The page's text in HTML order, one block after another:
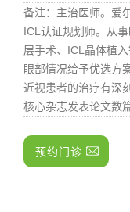
备注：主治医师。爱
ICL认证规划师。从
层手术、ICL晶体植
眼部情况给予优选方
近视患者的治疗有深
核心杂志发表论文数篇
预约门诊